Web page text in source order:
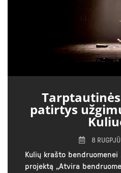
patirtys
8
Kulių krašto bendruomenei
projektą „Atvira